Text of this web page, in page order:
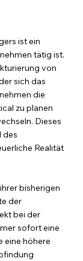
ist ein
tätig ist.
von
sich das
die
zu planen
Dieses
des
Realität
bisherigen
der
bei der
sofort eine
eine höhere